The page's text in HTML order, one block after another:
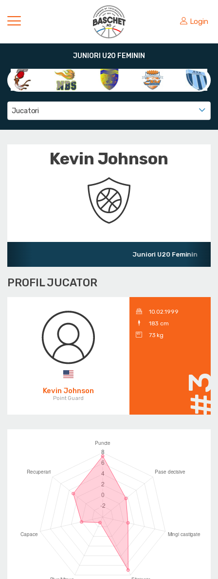
Login
JUNIORI U20 FEMININ
Jucatori
Kevin Johnson
Juniori U20 Feminin
PROFIL JUCATOR
Kevin Johnson
Point Guard
10.02.1999
183 cm
73 kg